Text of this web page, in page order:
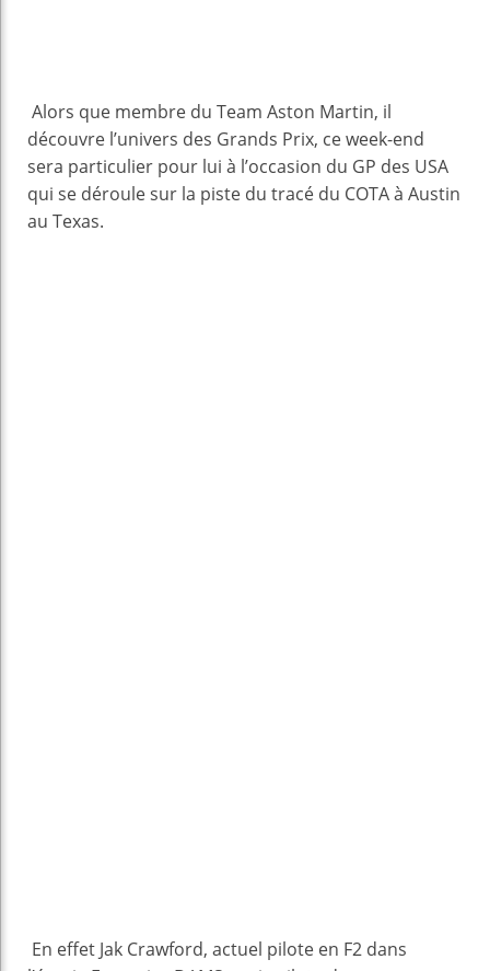
Alors que membre du Team Aston Martin, il
découvre l’univers des Grands Prix, ce week-end
sera particulier pour lui à l’occasion du GP des USA
qui se déroule sur la piste du tracé du COTA à Austin
au Texas.
En effet Jak Crawford, actuel pilote en F2 dans